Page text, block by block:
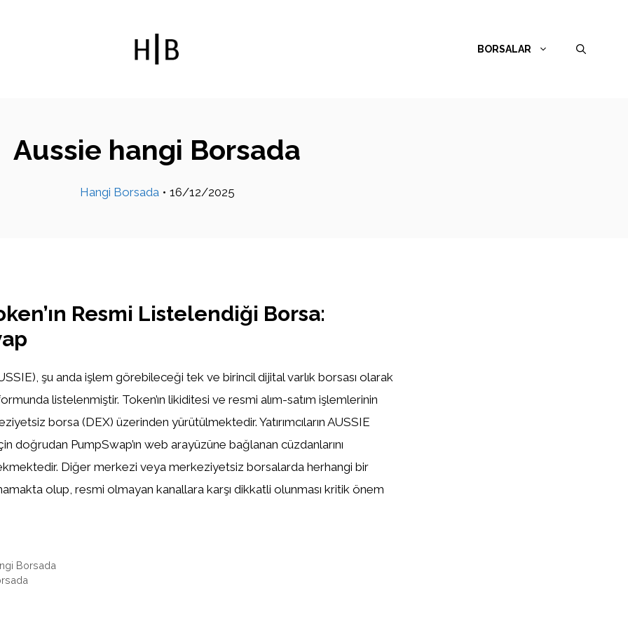
BORSALAR
Aussie hangi Borsada
Hangi Borsada • 16/12/2025
Resmi Listelendiği Borsa:
şu anda işlem görebileceği tek ve birincil dijital varlık borsası olarak
listelenmiştir. Token’ın likiditesi ve resmi alım-satım işlemlerinin
borsa (DEX) üzerinden yürütülmektedir. Yatırımcıların AUSSIE
doğrudan PumpSwap’ın web arayüzüne bağlanan cüzdanlarını
Diğer merkezi veya merkeziyetsiz borsalarda herhangi bir
olup, resmi olmayan kanallara karşı dikkatli olunması kritik önem
Borsada